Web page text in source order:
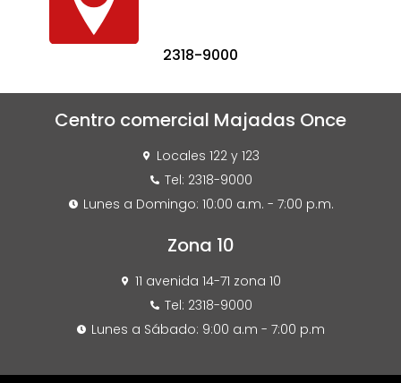
2318-9000
Centro comercial Majadas Once
Locales 122 y 123
Tel: 2318-9000
Lunes a Domingo: 10:00 a.m. - 7:00 p.m.
Zona 10
11 avenida 14-71 zona 10
Tel: 2318-9000
Lunes a Sábado: 9:00 a.m - 7:00 p.m